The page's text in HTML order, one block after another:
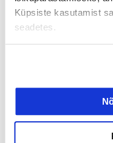
Küpsiste kasutamist
seadetes.
Näiteks, kui
mõnel alal või
asuda koolitama
Ideaalis annab
tagasiside
eitava vastuse
unistama ja